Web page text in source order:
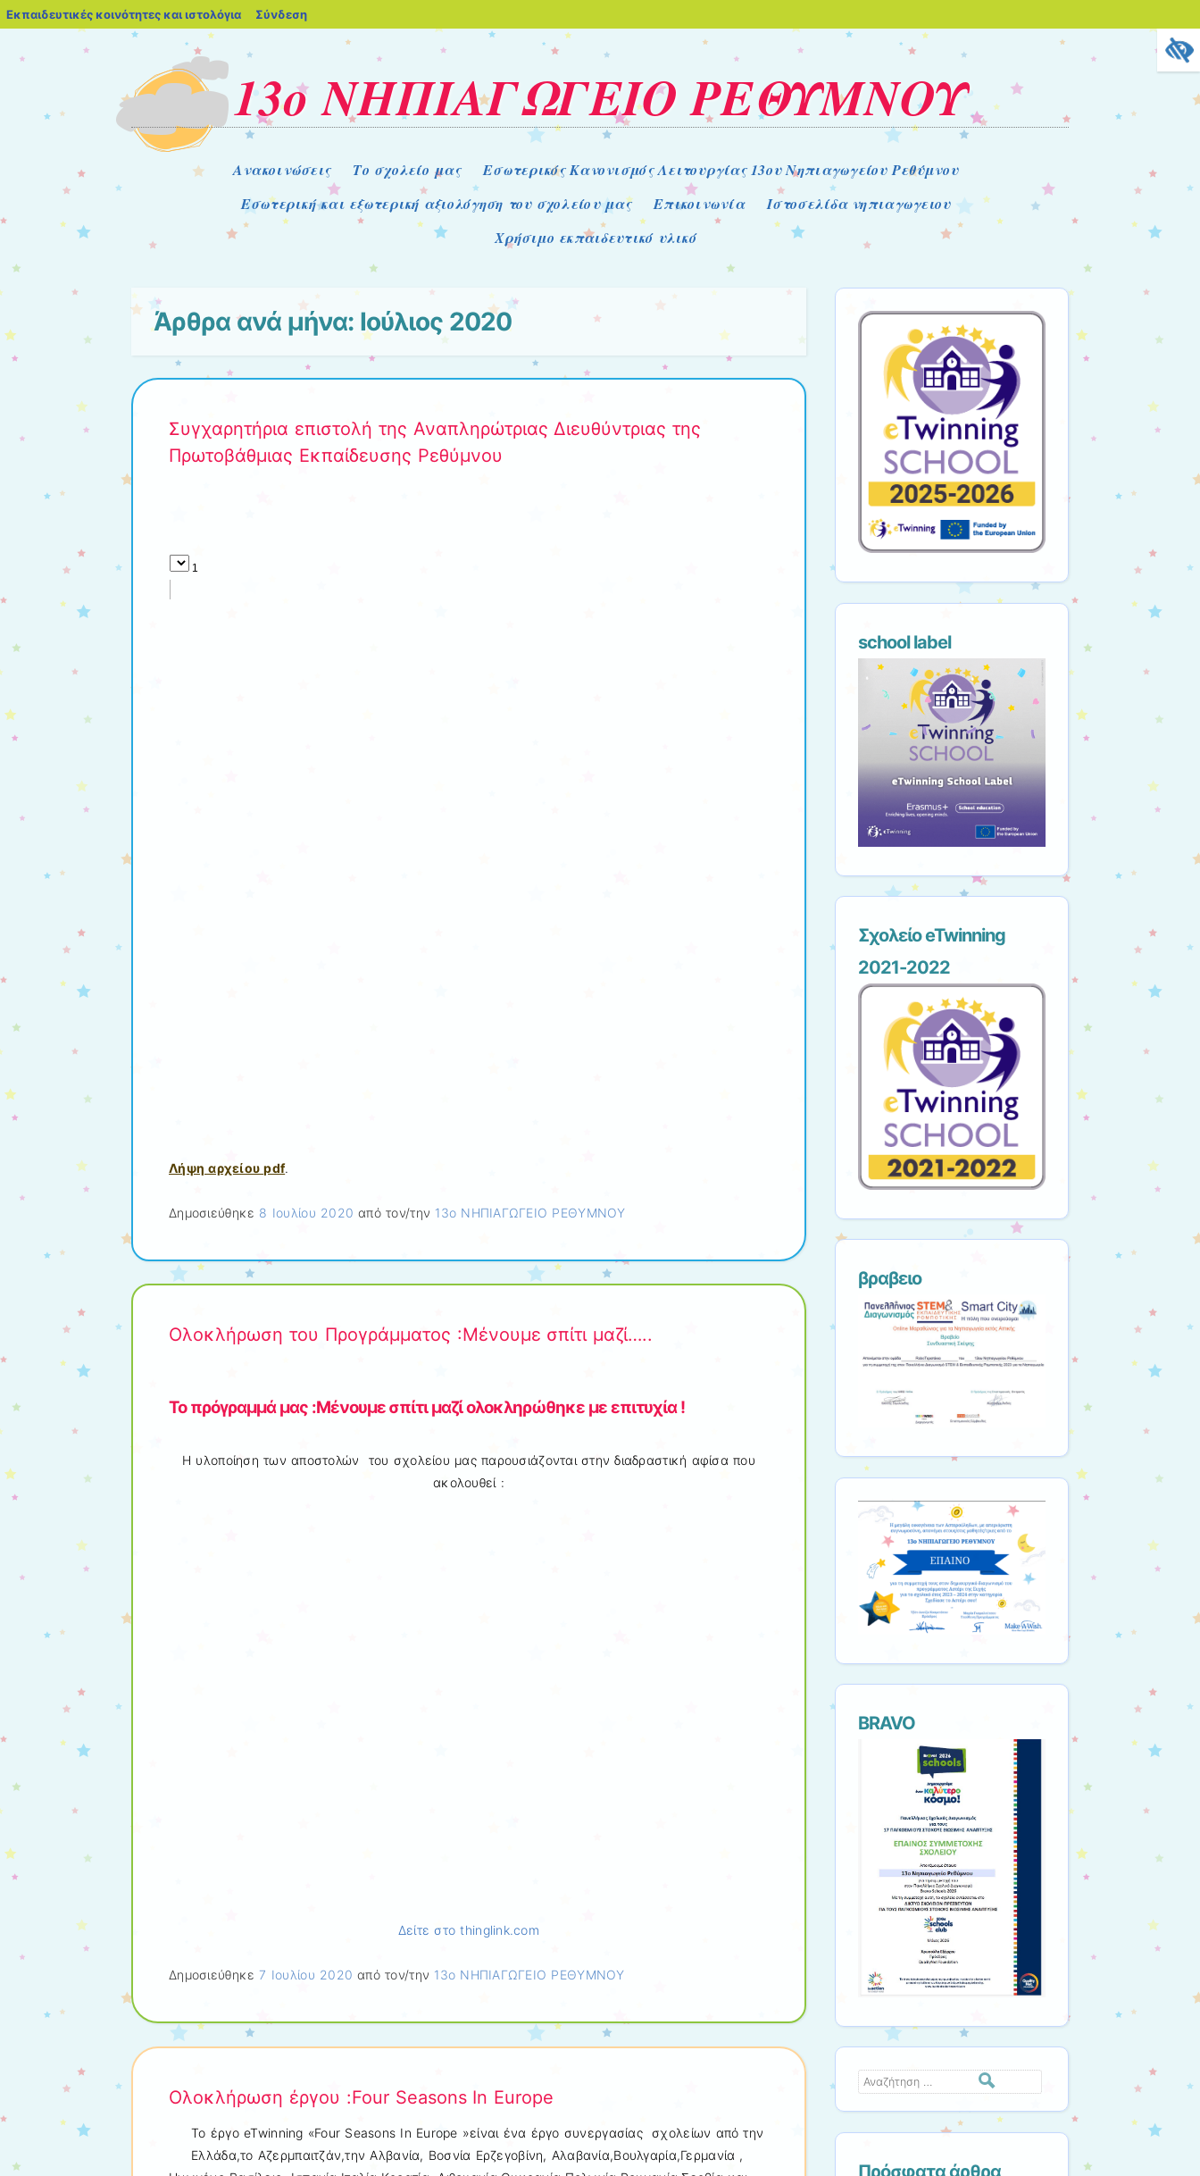
Εκπαιδευτικές κοινότητες και ιστολόγια blogs.sch.gr
Σύνδεση
13ο ΝΗΠΙΑΓΩΓΕΙΟ ΡΕΘΥΜΝΟΥ
Μενού
Μετάβαση στο περιεχόμενο
Ανακοινώσεις Το σχολείο μας
Εσωτερικός Κανονισμός Λειτουργίας 13ου Νηπιαγωγείου Ρεθύμνου
Εσωτερική και εξωτερική αξιολόγηση του σχολείου μας
Επικοινωνία
Ιστοσελίδα νηπιαγωγειου
Χρήσιμο εκπαιδευτικό υλικό
Άρθρα ανά μήνα: Ιούλιος 2020
Συγχαρητήρια επιστολή της Αναπληρώτριας Διευθύντριας της
Πρωτοβάθμιας Εκπαίδευσης Ρεθύμνου
Λήψη αρχείου pdf.
Δημοσιεύθηκε 8 Ιουλίου 2020 από τον/την 13ο ΝΗΠΙΑΓΩΓΕΙΟ ΡΕΘΥΜΝΟΥ
Ολοκλήρωση του Προγράμματος :Μένουμε σπίτι μαζί…..
To πρόγραμμά μας :Μένουμε σπίτι μαζί ολοκληρώθηκε με επιτυχία !
H υλοποίηση των αποστολών του σχολείου μας παρουσιάζονται στην διαδραστική αφίσα που
ακολουθεί :
Δείτε στο thinglink.com
Δημοσιεύθηκε7 Ιουλίου 2020 από τον/την 13ο ΝΗΠΙΑΓΩΓΕΙΟ ΡΕΘΥΜΝΟΥ
Ολοκλήρωση έργου :Four Seasons In Europe
Το έργο eTwinning «Four Seasons In Europe »είναι ένα έργο συνεργασίας σχολείων από την
Ελλάδα,το Αζερμπαιτζάν,την Αλβανία, Βοσνία Ερζεγοβίνη, Αλαβανία,Βουλγαρία,Γερμανία ,
school label
Σχολείο eTwinning
2021-2022
βραβειο
ΒRAVO
Αναζήτηση
Πρόσφατα άρθρα